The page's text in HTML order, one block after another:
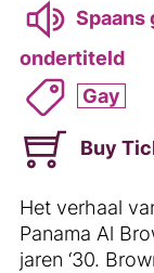
Spaans
ondertiteld
Gay
Buy
Het verhaal
Panama Al
jaren ‘30.